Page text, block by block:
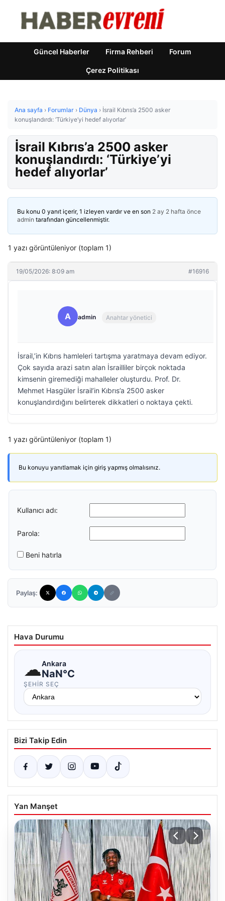
Güncel Haberler Firma Rehberi Forum
Çerez Politikası
Ana sayfa › Forumlar › Dünya › İsrail Kıbrıs’a 2500 asker
konuşlandırdı: ‘Türkiye’yi hedef alıyorlar’
İsrail Kıbrıs’a 2500 asker
konuşlandırdı: ‘Türkiye’yi
hedef alıyorlar’
Bu konu 0 yanıt içerir, 1 izleyen vardır ve en son 2 ay 2 hafta önce
admin tarafından güncellenmiştir.
1 yazı görüntüleniyor (toplam 1)
19/05/2026: 8:09 am #16916
A admin Anahtar yönetici
İsrail,’in Kıbrıs hamleleri tartışma yaratmaya devam ediyor.
Çok sayıda arazi satın alan İsrailliler birçok noktada
kimsenin giremediği mahalleler oluşturdu. Prof. Dr.
Mehmet Hasgüler İsrail’in Kıbrıs’a 2500 asker
konuşlandırdığını belirterek dikkatleri o noktaya çekti.
1 yazı görüntüleniyor (toplam 1)
Bu konuyu yanıtlamak için giriş yapmış olmalısınız.
Kullanıcı adı:
Parola:
Beni hatırla
Paylaş:
Hava Durumu
☁Ankara
NaN°C
ŞEHIR SEÇ
Bizi Takip Edin
Yan Manşet